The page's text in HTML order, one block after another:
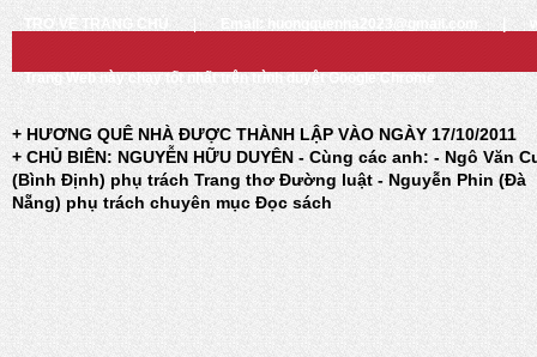
TRỞ VỀ TRANG CHỦ Email: huongquenha2023@gmail.com
Trang Web này chạy tốt nhất trên trình duyệt Google Chrome
+ HƯƠNG QUÊ NHÀ ĐƯỢC THÀNH LẬP VÀO NGÀY 17/10/2011
+ CHỦ BIÊN: NGUYỄN HỮU DUYÊN - Cùng các anh: - Ngô Văn
(Bình Định) phụ trách Trang thơ Đường luật - Nguyễn Phin (Đà
Nẵng) phụ trách chuyên mục Đọc sách